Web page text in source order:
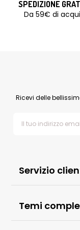
SPEDIZIONE
Da 59€ di
Servizio
Temi
Ricevi delle